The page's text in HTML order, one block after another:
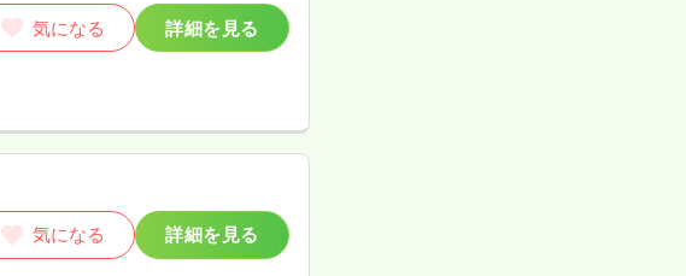
気になる 詳細を見る
気になる 詳細を見る